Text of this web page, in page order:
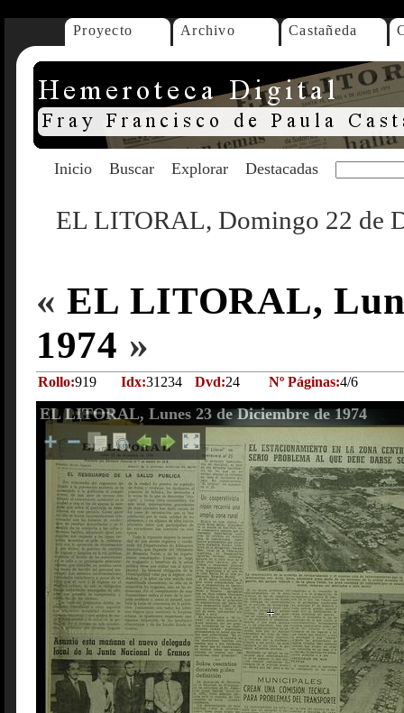
Proyecto Archivo Castañeda
Inicio Buscar Explorar Destacadas
EL LITORAL, Domingo 22 de
« EL LITORAL,
1974 »
Rollo:919 Idx:31234 Dvd:24 Nº Páginas:4/6
EL LITORAL, Lunes 23 de Diciembre de 1974